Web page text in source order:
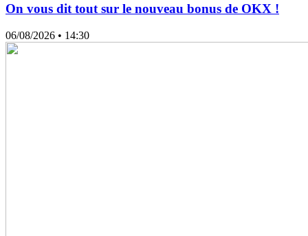
On vous dit tout sur le nouveau bonus de OKX !
06/08/2026 • 14:30